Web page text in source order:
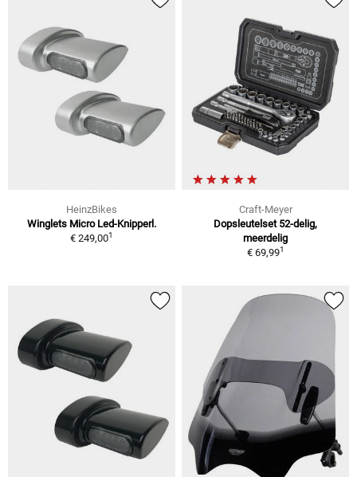
HeinzBikes
Winglets Micro Led-Knipperl.
€ 249,001
Craft-Meyer
Dopsleutelset 52-delig,
meerdelig
€ 69,991